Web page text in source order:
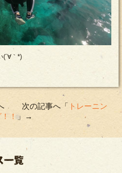
(´∀｀*)
へ 次の記事へ「
トレーニン
！
」→